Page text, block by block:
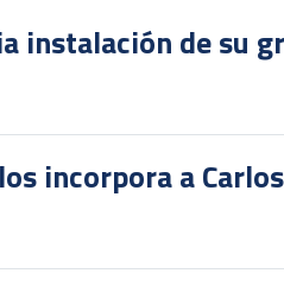
instalación de su
incorpora a